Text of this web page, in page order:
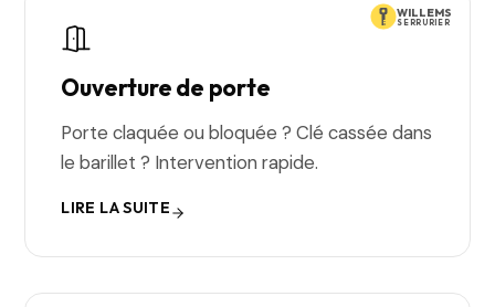
WILLEMS
SERRURIER
Ouverture de porte
Porte claquée ou bloquée ? Clé cassée dans
le barillet ? Intervention rapide.
LIRE LA SUITE